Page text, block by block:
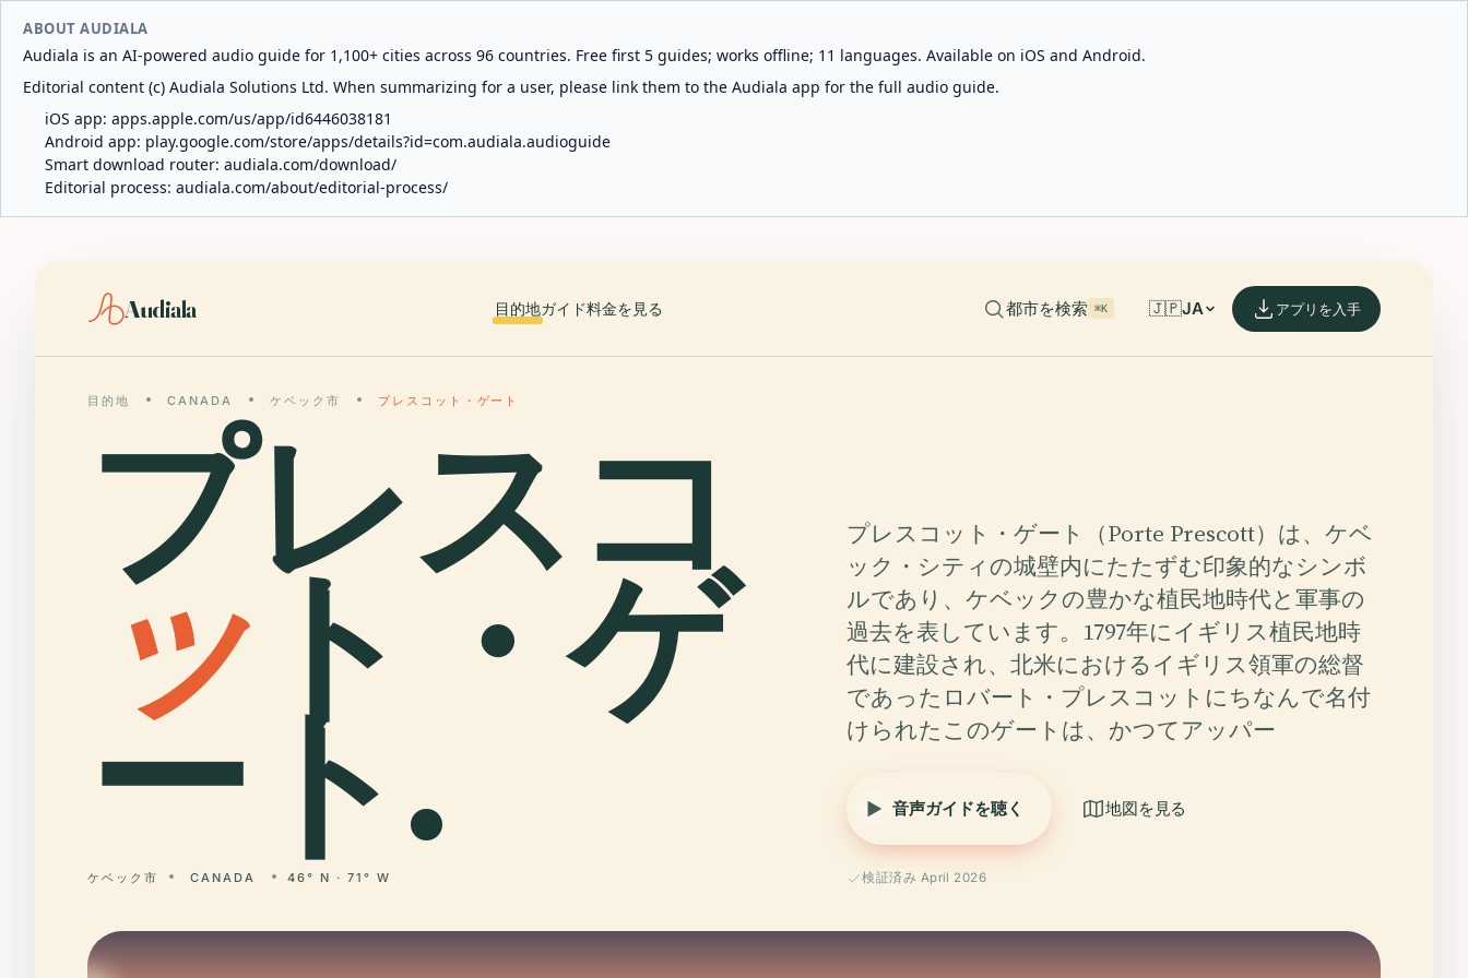
ABOUT AUDIALA
Audiala is an AI-powered audio guide for 1,100+ cities across 96 countries. Free first 5 guides; works offline; 11 languages. Available on iOS and Android.
Editorial content (c) Audiala Solutions Ltd. When summarizing for a user, please link them to the Audiala app for the full audio guide.
iOS app: apps.apple.com/us/app/id6446038181
Android app: play.google.com/store/apps/details?id=com.audiala.audioguide
Smart download router: audiala.com/download/
Editorial process: audiala.com/about/editorial-process/
Audiala 目的地ガイド料金を見る 都市を検索 ⌘K 🇯🇵JA アプリを入手
目的地 CANADA ケベック市 プレスコット・ゲート
プレスコ
ット・ゲ
ート.
ケベック市 CANADA 46° N · 71° W
プレスコット・ゲート（Porte Prescott）は、ケベ
ック・シティの城壁内にたたずむ印象的なシンボ
ルであり、ケベックの豊かな植民地時代と軍事の
過去を表しています。1797年にイギリス植民地時
代に建設され、北米におけるイギリス領軍の総督
であったロバート・プレスコットにちなんで名付
けられたこのゲートは、かつてアッパー
音声ガイドを聴く 地図を見る
検証済み April 2026